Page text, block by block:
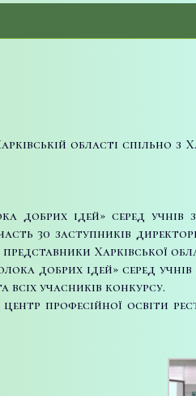
області спільно
ідей» серед учнів
30 заступників
Харківської
добрих ідей» серед
всіх учасників конкурсу.
професійної освіти